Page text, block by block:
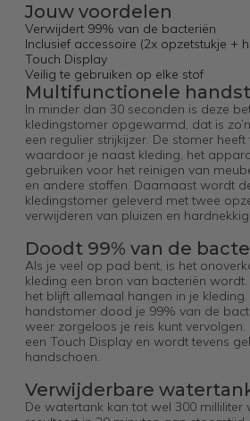
Jouw voordelen
Verwijdert 99% van de bacteriën
Inclusief accessoire (2x opzetstukje +
Touch Display
Veilig te gebruiken op elke stof
Multifunctionele
In minder dan 30 seconden is deze
kledingstomer opgewarmd, dat is
een regulier strijkijzer. De stomer heeft
waardoor je naast kleding, het
gebruiken voor het reinigen van
en andere stoffen. Daarnaast wordt
kledingstomer geleverd met twee
verwijderen van pluizen en
Doodt 99% van de
Als je veel op pad bent, is het
kleding een bron van bacteriën
het blijft allemaal hangen in je
handstomer dood je 99% van de
weer zorgeloos je reis kunt
een Touch Display en wordt tevens
handschoen.
Verwijderbare
De watertank kan tot wel 300 milliliter